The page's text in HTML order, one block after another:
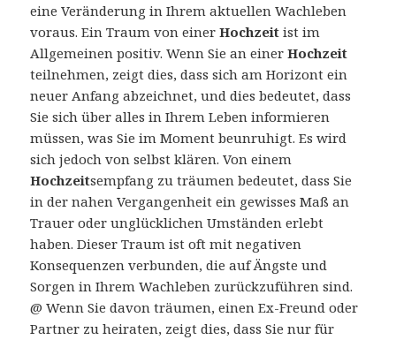
eine Veränderung in Ihrem aktuellen Wachleben
voraus. Ein Traum von einerHochzeit ist im
Allgemeinen positiv. Wenn Sie an einerHochzeit
teilnehmen, zeigt dies, dass sich am Horizont ein
neuer Anfang abzeichnet, und dies bedeutet, dass
Sie sich über alles in Ihrem Leben informieren
müssen, was Sie im Moment beunruhigt. Es wird
sich jedoch von selbst klären. Von einem
Hochzeitsempfang zu träumen bedeutet, dass Sie
in der nahen Vergangenheit ein gewisses Maß an
Trauer oder unglücklichen Umständen erlebt
haben. Dieser Traum ist oft mit negativen
Konsequenzen verbunden, die auf Ängste und
Sorgen in Ihrem Wachleben zurückzuführen sind.
@ Wenn Sie davon träumen, einen Ex-Freund oder
Partner zu heiraten, zeigt dies, dass Sie nur für